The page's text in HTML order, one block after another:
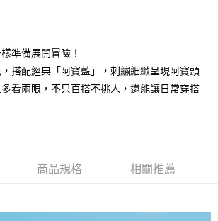
含以上)免運費
含以上)免運費
含以上)免運費
準備展開冒險！
搭配經典「阿寶藍」，刺繡細緻呈現阿寶頭
看兩眼，不只百搭不挑人，還能讓日常穿搭
商品規格 相關推薦